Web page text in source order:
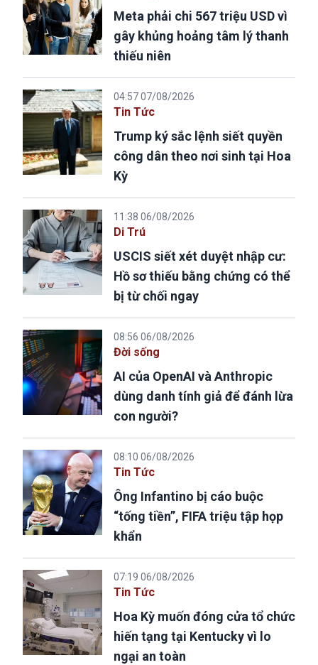
Meta phải chi 567 triệu USD vì
gây khủng hoảng tâm lý thanh
thiếu niên
04:57 07/08/2026
Tin Tức
Trump ký sắc lệnh siết quyền
công dân theo nơi sinh tại Hoa
Kỳ
11:38 06/08/2026
Di Trú
USCIS siết xét duyệt nhập cư:
Hồ sơ thiếu bằng chứng có thể
bị từ chối ngay
08:56 06/08/2026
Đời sống
AI của OpenAI và Anthropic
dùng danh tính giả để đánh lừa
con người?
08:10 06/08/2026
Tin Tức
Ông Infantino bị cáo buộc
“tống tiền”, FIFA triệu tập họp
khẩn
07:19 06/08/2026
Tin Tức
Hoa Kỳ muốn đóng cửa tổ chức
hiến tạng tại Kentucky vì lo
ngại an toàn